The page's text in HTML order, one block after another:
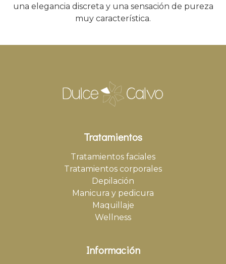
una elegancia discreta y una sensación de pureza
muy característica.
Tratamientos
Tratamientos faciales
Tratamientos corporales
Depilación
Manicura y pedicura
Maquillaje
Wellness
Información